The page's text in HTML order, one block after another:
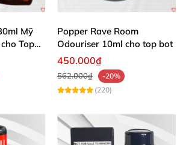
Mỹ
Top
Popper Rave Room
Odouriser 10ml cho top bot
450.000₫
562.000₫
-20%
(220)